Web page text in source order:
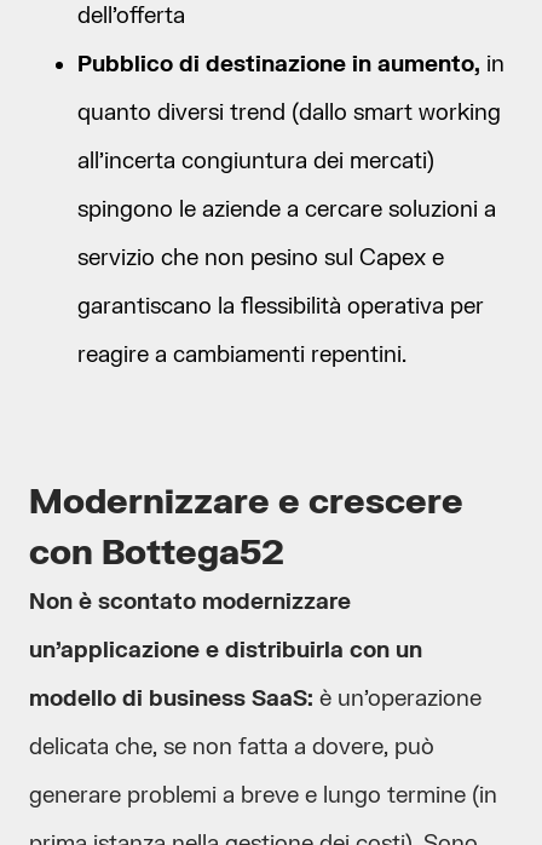
dell’offerta
Pubblico di destinazione in aumento, in
quanto diversi trend (dallo smart working
all’incerta congiuntura dei mercati)
spingono le aziende a cercare soluzioni a
servizio che non pesino sul Capex e
garantiscano la flessibilità operativa per
reagire a cambiamenti repentini.
Modernizzare e crescere
con Bottega52
Non è scontato modernizzare
un’applicazione e distribuirla con un
modello di business SaaS: è un’operazione
delicata che, se non fatta a dovere, può
generare problemi a breve e lungo termine (in